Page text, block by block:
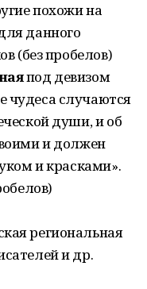
похожи на
данного
(без пробелов)
под девизом
чудеса случаются
души, и об
и должен
и красками».
региональная
и др.